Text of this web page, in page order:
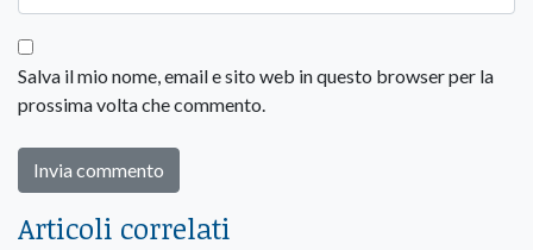
Salva il mio nome, email e sito web in questo browser per la
prossima volta che commento.
Articoli correlati